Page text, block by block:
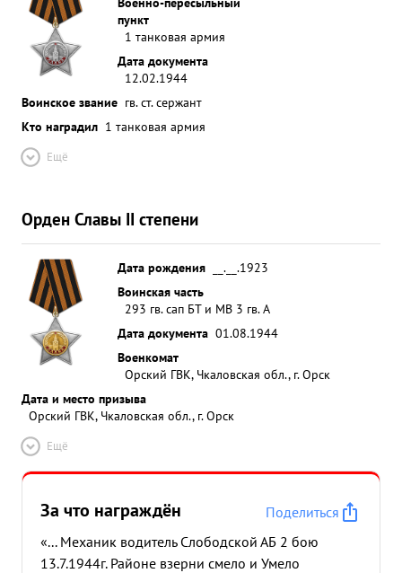
пункт
1 танковая армия
Дата документа
12.02.1944
Воинское звание гв. ст. сержант
Кто наградил 1 танковая армия
Ещё
Орден Славы II степени
Дата рождения
__.__.1923
Воинская часть
293 гв. сап БТ и МВ 3 гв. А
Дата документа 01.08.1944
Военкомат
Орский ГВК, Чкаловская обл., г. Орск
Дата и место призыва
Орский ГВК, Чкаловская обл., г. Орск
Ещё
За что награждён
Поделиться
«... Механик водитель Слободской АБ 2 бою
13.7.1944г. Районе взерни смело и Умело